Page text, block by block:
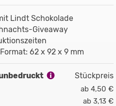
Lindt Schokolade
Giveaway
62 x 92 x 9 mm
Stückpreis
ab 4,50 €
ab 3,13 €